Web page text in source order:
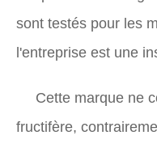
sont testés pour les
l'entreprise est une
Cette marque ne
fructifère,